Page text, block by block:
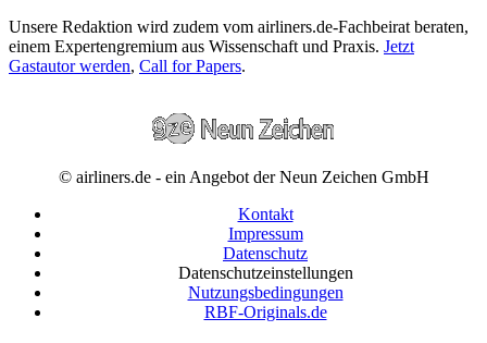
Unsere Redaktion wird zudem vom airliners.de-Fachbeirat beraten,
einem Expertengremium aus Wissenschaft und Praxis. Jetzt
Gastautor werden, Call for Papers.
© airliners.de - ein Angebot der Neun Zeichen GmbH
Kontakt
Impressum
Datenschutz
Datenschutzeinstellungen
Nutzungsbedingungen
RBF-Originals.de